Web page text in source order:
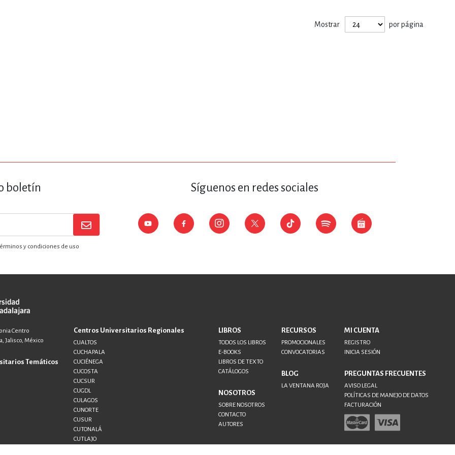
Mostrar por página
boletín
y condiciones de uso
Síguenos en redes sociales
Centro
Jalisco, México
Temáticos
Centros Universitarios Regionales
CUALTOS
CUCHAPALA
CUCIÉNEGA
CUCOSTA
CUCSUR
CUGDL
CULAGOS
CUNORTE
CUSUR
CUTONALÁ
CUTLAJO
LIBROS
TODOS LOS LIBROS
E-BOOKS
LIBROS DE TEXTO
CATÁLOGOS
NOSOTROS
SOBRE NOSOTROS
CONTACTO
AUTORES
RECURSOS
PROMOCIONALES
CONVOCATORIAS
BLOG
LA VENTANA ROJA
MI CUENTA
REGISTRO
INICIA SESIÓN
PREGUNTAS FRECUENTES
AVISO LEGAL
POLÍTICAS DE MANEJO DE DATOS
FACTURACIÓN